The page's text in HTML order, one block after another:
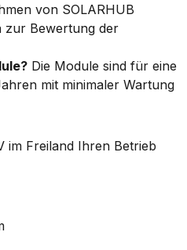
von SOLARHUB
zur Bewertung der
Die Module sind für eine
mit minimaler Wartung
im Freiland Ihren Betrieb